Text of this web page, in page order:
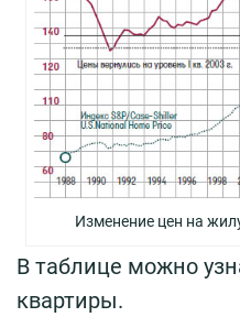
Изменение цен на
В таблице можно
квартиры.